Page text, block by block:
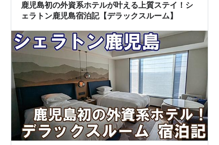
鹿児島初の外資系ホテルが叶える上質ステイ！シ
ェラトン鹿児島宿泊記【デラックスルーム】